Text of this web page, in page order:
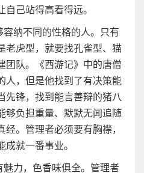
己站得高看得远。
纳不同的性格的人。只有
老虎型，就要找孔雀型、猫
团队。《西游记》中的唐僧
人，但是他找到了有决策能
先锋，找到能言善辩的猪八
够负担重量、默默无闻追随
。管理者必须要有胸襟，
就一番事业。
魅力，色香味俱全。管理者